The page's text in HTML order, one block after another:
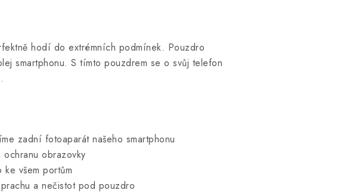
hodí do extrémních podmínek. Pouzdro
smartphonu. S tímto pouzdrem se o svůj telefon
zadní fotoaparát našeho smartphonu
obrazovky
všem portům
a nečistot pod pouzdro